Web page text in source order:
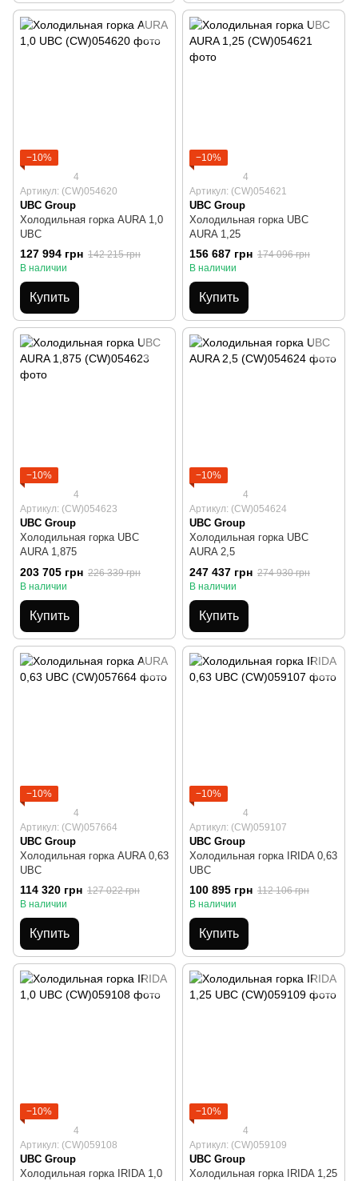
−10%
4
Артикул: (CW)054620
UBC Group
Холодильная горка AURA 1,0
UBC
127 994 грн 142 215 грн
В наличии
Купить
−10%
4
Артикул: (CW)054621
UBC Group
Холодильная горка UBC
AURA 1,25
156 687 грн 174 096 грн
В наличии
Купить
−10%
4
Артикул: (CW)054623
UBC Group
Холодильная горка UBC
AURA 1,875
203 705 грн 226 339 грн
В наличии
Купить
−10%
4
Артикул: (CW)054624
UBC Group
Холодильная горка UBC
AURA 2,5
247 437 грн 274 930 грн
В наличии
Купить
−10%
4
Артикул: (CW)057664
UBC Group
Холодильная горка AURA 0,63
UBC
114 320 грн 127 022 грн
В наличии
Купить
−10%
4
Артикул: (CW)059107
UBC Group
Холодильная горка IRIDA 0,63
UBC
100 895 грн 112 106 грн
В наличии
Купить
−10%
4
Артикул: (CW)059108
UBC Group
Холодильная горка IRIDA 1,0
−10%
4
Артикул: (CW)059109
UBC Group
Холодильная горка IRIDA 1,25